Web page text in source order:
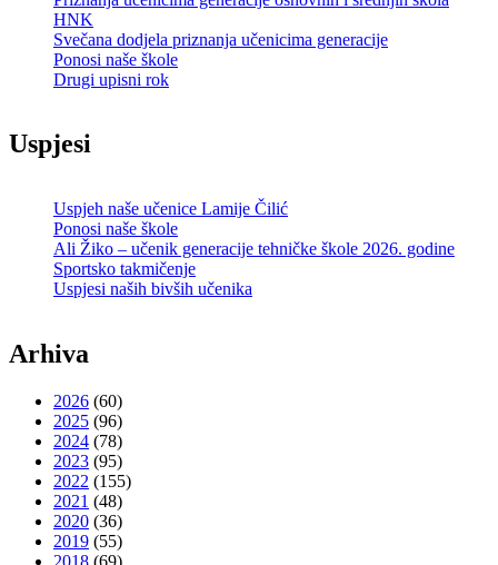
HNK
Svečana dodjela priznanja učenicima generacije
Ponosi naše škole
Drugi upisni rok
Uspjesi
Uspjeh naše učenice Lamije Čilić
Ponosi naše škole
Ali Žiko – učenik generacije tehničke škole 2026. godine
Sportsko takmičenje
Uspjesi naših bivših učenika
Arhiva
2026 (60)
2025 (96)
2024 (78)
2023 (95)
2022 (155)
2021 (48)
2020 (36)
2019 (55)